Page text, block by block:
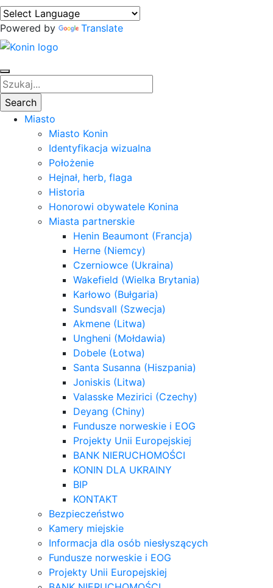
Powered by Translate
Miasto
Miasto Konin
Identyfikacja wizualna
Położenie
Hejnał, herb, flaga
Historia
Honorowi obywatele Konina
Miasta partnerskie
Henin Beaumont (Francja)
Herne (Niemcy)
Czerniowce (Ukraina)
Wakefield (Wielka Brytania)
Karłowo (Bułgaria)
Sundsvall (Szwecja)
Akmene (Litwa)
Ungheni (Mołdawia)
Dobele (Łotwa)
Santa Susanna (Hiszpania)
Joniskis (Litwa)
Valasske Mezirici (Czechy)
Deyang (Chiny)
Fundusze norweskie i EOG
Projekty Unii Europejskiej
BANK NIERUCHOMOŚCI
KONIN DLA UKRAINY
BIP
KONTAKT
Bezpieczeństwo
Kamery miejskie
Informacja dla osób niesłyszących
Fundusze norweskie i EOG
Projekty Unii Europejskiej